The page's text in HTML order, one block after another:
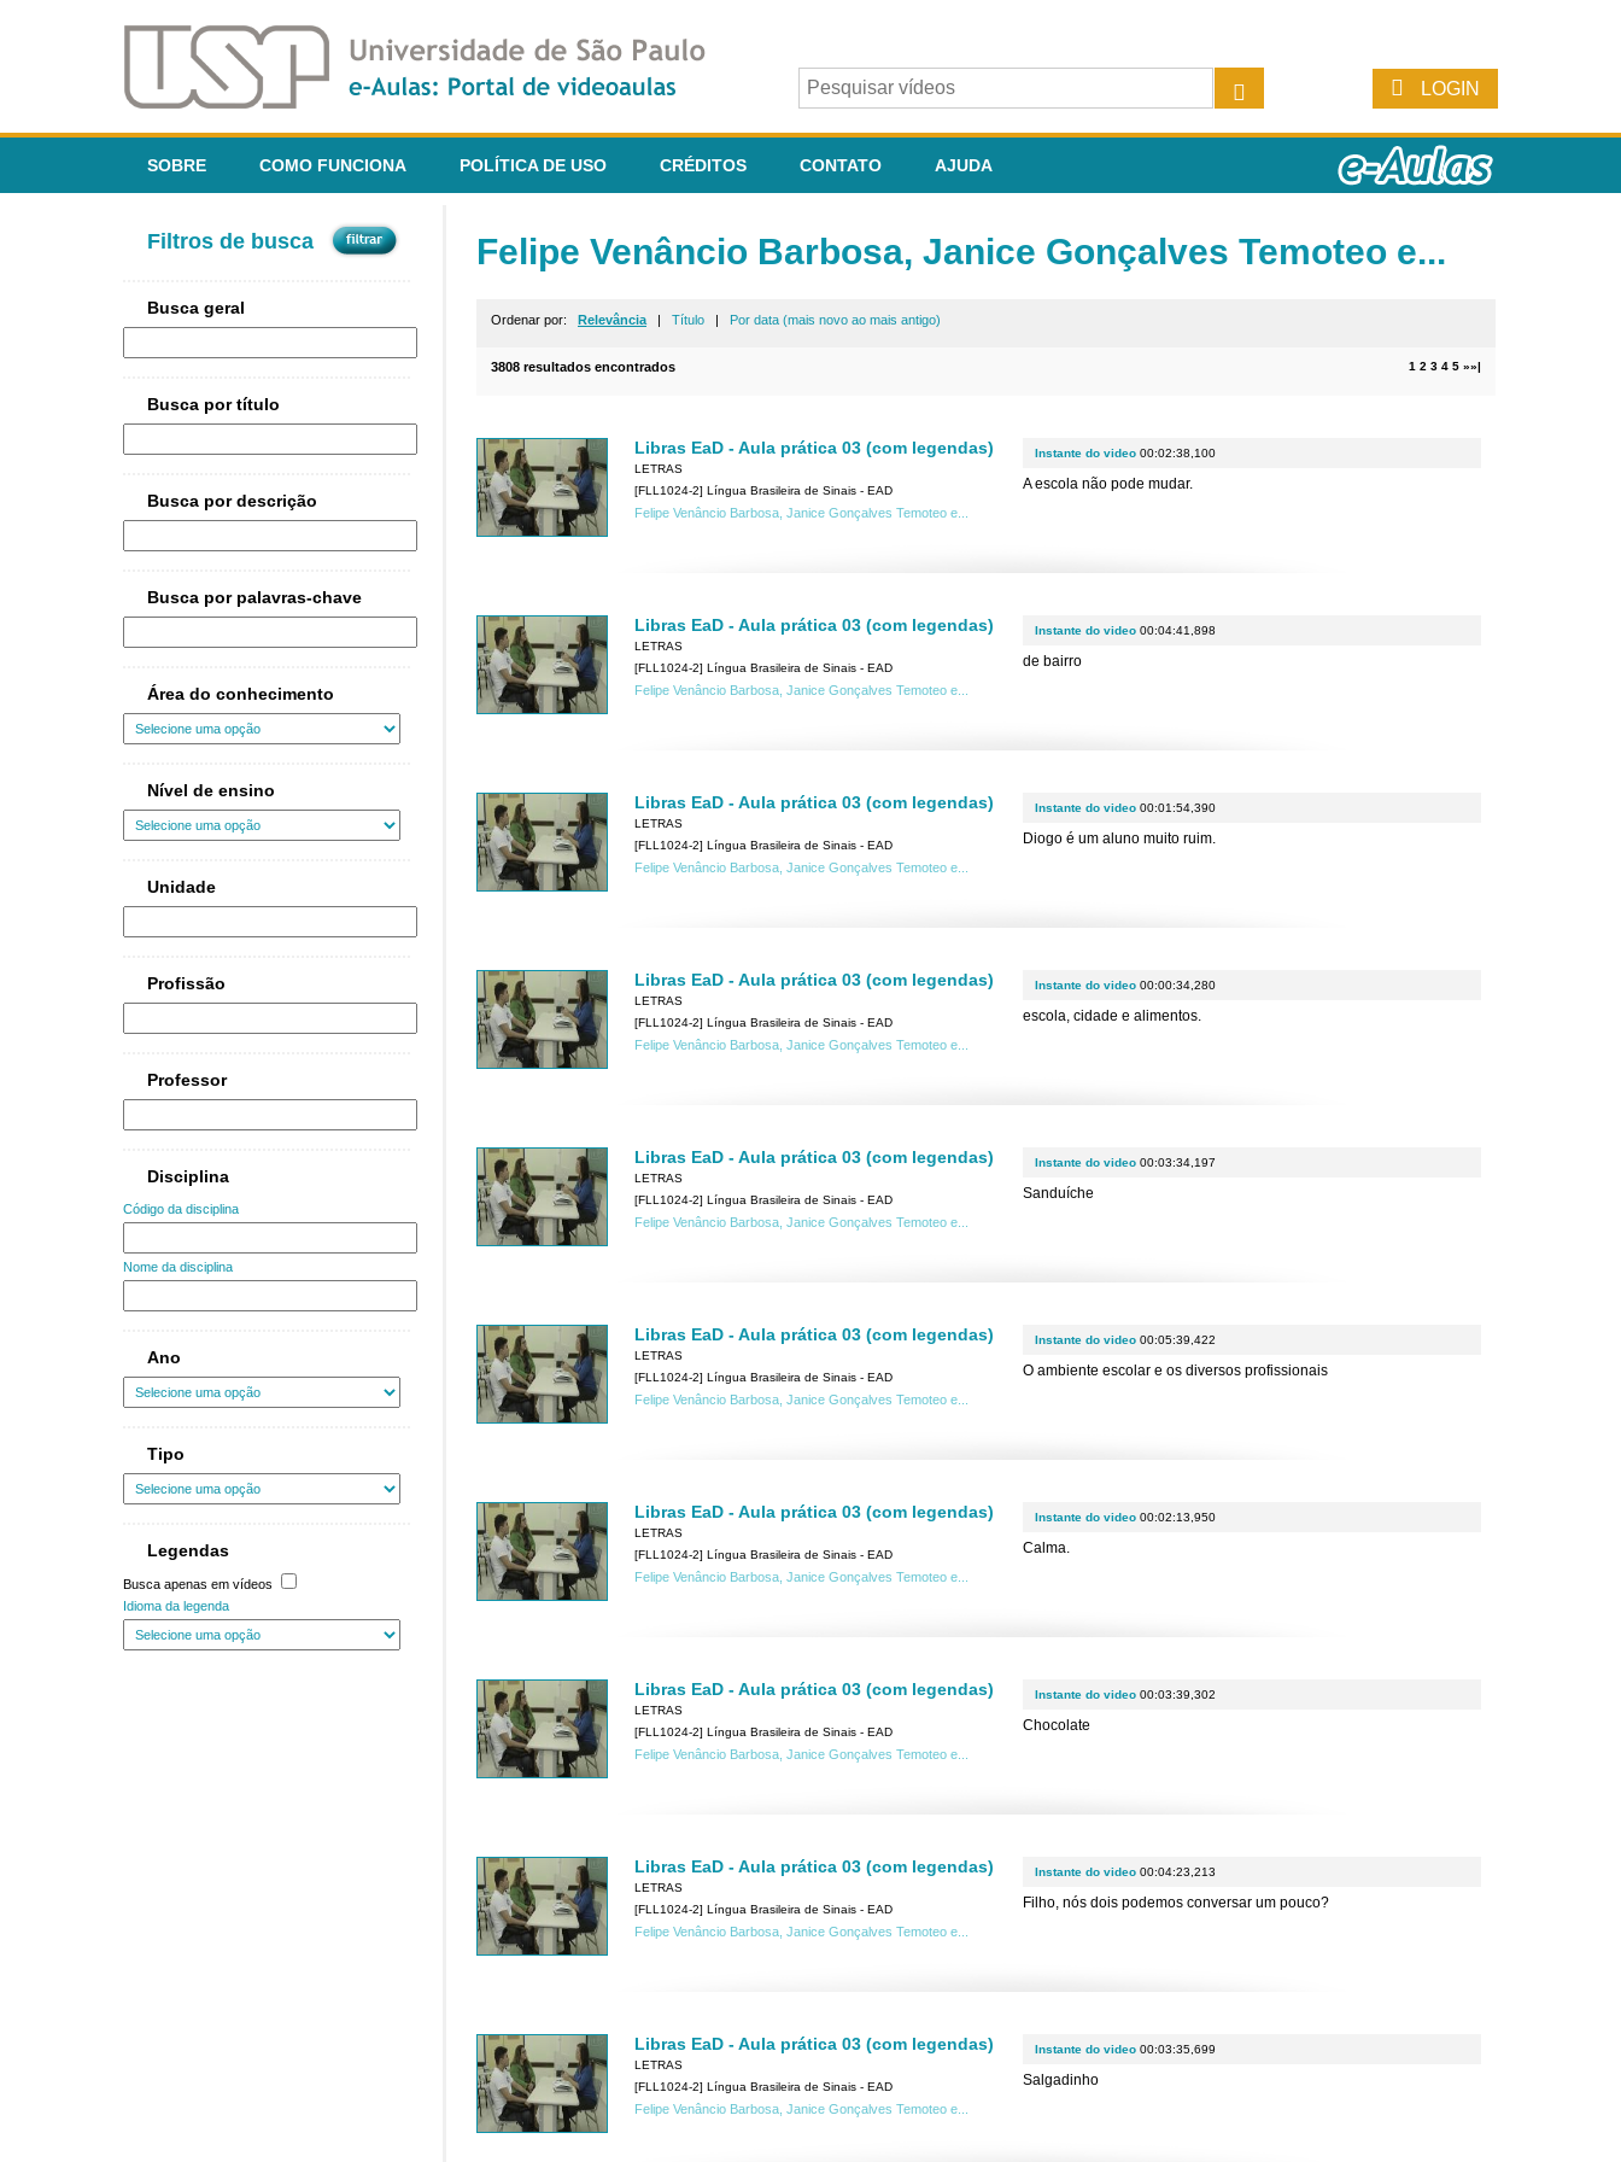
LOGIN
SOBRE COMO FUNCIONA POLÍTICA DE USO CRÉDITOS CONTATO AJUDA
Filtros de busca
Busca geral
Busca por título
Busca por descrição
Busca por palavras-chave
Área do conhecimento
Nível de ensino
Unidade
Profissão
Professor
Disciplina
Código da disciplina
Nome da disciplina
Ano
Tipo
Legendas
Busca apenas em vídeos
Idioma da legenda
Felipe Venâncio Barbosa, Janice Gonçalves Temoteo e...
Ordenar por: Relevância | Título | Por data (mais novo ao mais antigo)
1 2 3 4 5 »»|
3808 resultados encontrados
Libras EaD - Aula prática 03 (com legendas)
LETRAS
[FLL1024-2] Língua Brasileira de Sinais - EAD
Felipe Venâncio Barbosa, Janice Gonçalves Temoteo e...
Instante do video 00:02:38,100
A escola não pode mudar.
Libras EaD - Aula prática 03 (com legendas)
LETRAS
[FLL1024-2] Língua Brasileira de Sinais - EAD
Felipe Venâncio Barbosa, Janice Gonçalves Temoteo e...
Instante do video 00:04:41,898
de bairro
Libras EaD - Aula prática 03 (com legendas)
LETRAS
[FLL1024-2] Língua Brasileira de Sinais - EAD
Felipe Venâncio Barbosa, Janice Gonçalves Temoteo e...
Instante do video 00:01:54,390
Diogo é um aluno muito ruim.
Libras EaD - Aula prática 03 (com legendas)
LETRAS
[FLL1024-2] Língua Brasileira de Sinais - EAD
Felipe Venâncio Barbosa, Janice Gonçalves Temoteo e...
Instante do video 00:00:34,280
escola, cidade e alimentos.
Libras EaD - Aula prática 03 (com legendas)
LETRAS
[FLL1024-2] Língua Brasileira de Sinais - EAD
Felipe Venâncio Barbosa, Janice Gonçalves Temoteo e...
Instante do video 00:03:34,197
Sanduíche
Libras EaD - Aula prática 03 (com legendas)
LETRAS
[FLL1024-2] Língua Brasileira de Sinais - EAD
Felipe Venâncio Barbosa, Janice Gonçalves Temoteo e...
Instante do video 00:05:39,422
O ambiente escolar e os diversos profissionais
Libras EaD - Aula prática 03 (com legendas)
LETRAS
[FLL1024-2] Língua Brasileira de Sinais - EAD
Felipe Venâncio Barbosa, Janice Gonçalves Temoteo e...
Instante do video 00:02:13,950
Calma.
Libras EaD - Aula prática 03 (com legendas)
LETRAS
[FLL1024-2] Língua Brasileira de Sinais - EAD
Felipe Venâncio Barbosa, Janice Gonçalves Temoteo e...
Instante do video 00:03:39,302
Chocolate
Libras EaD - Aula prática 03 (com legendas)
LETRAS
[FLL1024-2] Língua Brasileira de Sinais - EAD
Felipe Venâncio Barbosa, Janice Gonçalves Temoteo e...
Instante do video 00:04:23,213
Filho, nós dois podemos conversar um pouco?
Libras EaD - Aula prática 03 (com legendas)
LETRAS
[FLL1024-2] Língua Brasileira de Sinais - EAD
Felipe Venâncio Barbosa, Janice Gonçalves Temoteo e...
Instante do video 00:03:35,699
Salgadinho